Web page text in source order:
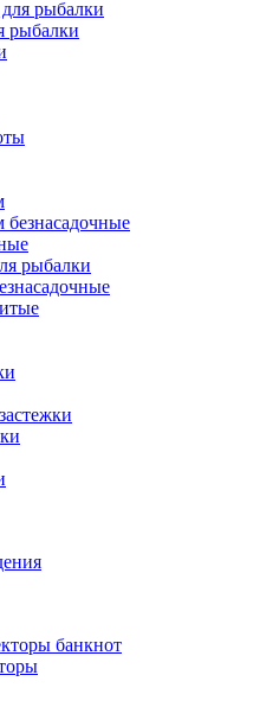
рыбалки
рыбалки
рыбалки
банкнот